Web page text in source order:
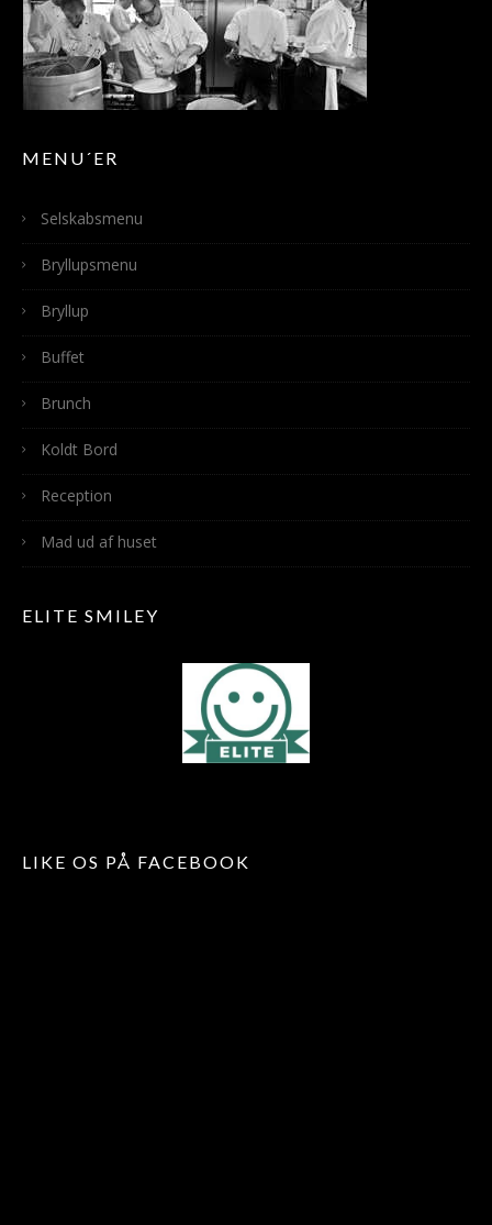
MENU´ER
Selskabsmenu
Bryllupsmenu
Bryllup
Buffet
Brunch
Koldt Bord
Reception
Mad ud af huset
ELITE SMILEY
LIKE OS PÅ FACEBOOK